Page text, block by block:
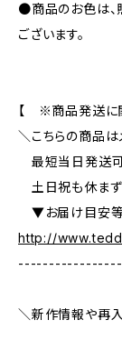
●商品のお色は、
ございます。
【 ※商品発送に
＼こちらの商品
最短当日発送
土日祝も休ま
▼お届け目安
http://
＼新作情報や再